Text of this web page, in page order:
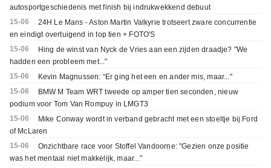
autosportgeschiedenis met finish bij indrukwekkend debuut
15-06
24H Le Mans - Aston Martin Valkyrie trotseert zware concurrentie
en eindigt overtuigend in top tien + FOTO'S
15-06
Hing de winst van Nyck de Vries aan een zijden draadje? "We
hadden een probleem met..."
15-06
Kevin Magnussen: “Er ging het een en ander mis, maar..."
15-06
BMW M Team WRT tweede op amper tien seconden, nieuw
podium voor Tom Van Rompuy in LMGT3
15-06
Mike Conway wordt in verband gebracht met een stoeltje bij Ford
of McLaren
15-06
Onzichtbare race voor Stoffel Vandoorne: "Gezien onze positie
was het mentaal niet makkelijk, maar..."